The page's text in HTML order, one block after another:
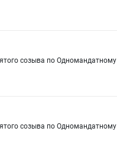
созыва по Одномандатному
созыва по Одномандатному